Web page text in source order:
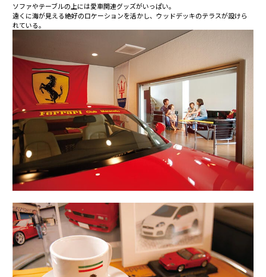
ソファやテーブルの上には愛車関連グッズがいっぱい。
遠くに海が見える絶好のロケーションを活かし、ウッドデッキのテラスが設けら
れている。